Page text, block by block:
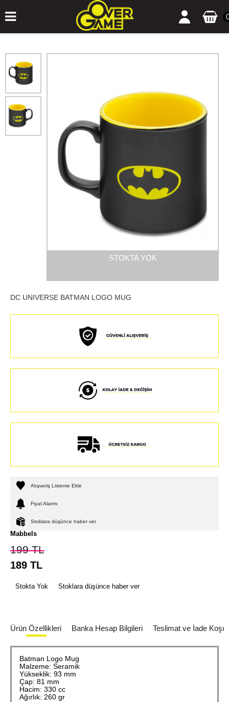
STOKTA YOK
DC UNIVERSE BATMAN LOGO MUG
Alışveriş Listeme Ekle
Fiyat Alarmı
Stoklara düşünce haber ver
Mabbels
199TL
189 TL
Stokta Yok Stoklara düşünce haber ver
Ürün Özellikleri Banka Hesap Bilgileri Teslimat ve İade
Batman Logo Mug
Malzeme: Seramik
Yükseklik: 93 mm
Çap: 81 mm
Hacim: 330 cc
Ağırlık: 260 gr